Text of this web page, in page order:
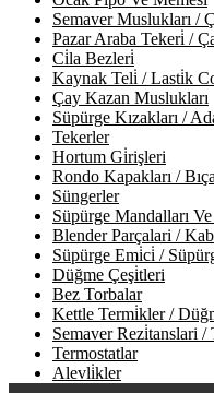
Semaver Muslukları /
Pazar Araba Tekeri̇ /
Ci̇la Bezleri̇
Kaynak Teli̇ / Lasti̇k
Çay Kazan Muslukları
Süpürge Kızakları /
Tekerler
Hortum Gi̇rişleri
Rondo Kapakları /
Süngerler
Süpürge Mandalları
Blender Parçalari /
Süpürge Emi̇ci̇ /
Düğme Çeşi̇tleri
Bez Torbalar
Kettle Termi̇kler /
Semaver Rezi̇tanslari /
Termostatlar
Alevli̇kler